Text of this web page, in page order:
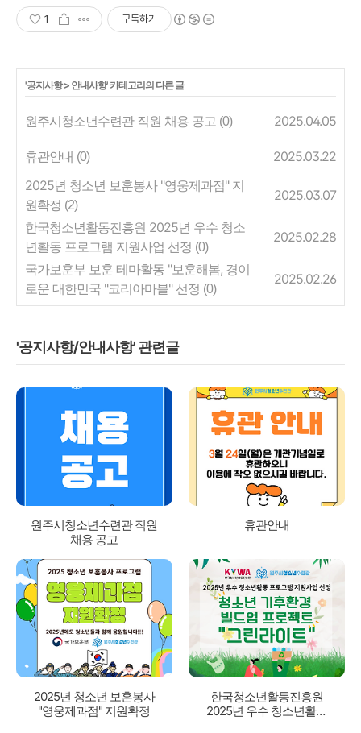
1 구독하기
'공지사항> 안내사항' 카테고리의 다른 글
원주시청소년수련관 직원 채용 공고 (0) 2025.04.05
휴관안내 (0)
2025.03.22
2025년 청소년 보훈봉사 "영웅제과점" 지
원확정 (2)
2025.03.07
한국청소년활동진흥원 2025년 우수 청소
년활동 프로그램 지원사업 선정 (0)
2025.02.28
국가보훈부 보훈 테마활동 "보훈해봄, 경이
로운 대한민국 "코리아마블" 선정 (0)
2025.02.26
'공지사항/안내사항' 관련글
원주시청소년수련관 직원
채용 공고
휴관안내
2025년 청소년 보훈봉사
"영웅제과점" 지원확정
한국청소년활동진흥원
2025년 우수 청소년활동